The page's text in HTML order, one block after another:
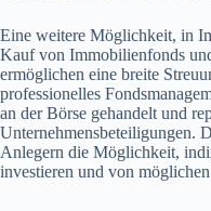
Eine weitere Möglichkeit, in
Kauf von Immobilienfonds
ermöglichen eine breite
professionelles
an der Börse gehandelt und
Unternehmensbeteiligungen.
Anlegern die Möglichkeit,
investieren und von